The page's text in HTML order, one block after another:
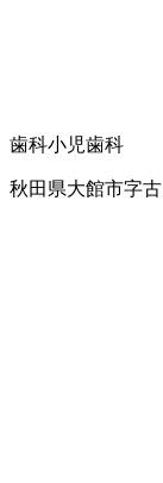
歯科小児歯科
秋田県大館市字古